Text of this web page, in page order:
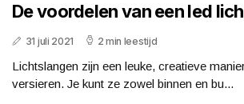
De voordelen van een led
31 juli 2021 2 min leestijd
Lichtslangen zijn een leuke, creatieve
versieren. Je kunt ze zowel binnen en bu...